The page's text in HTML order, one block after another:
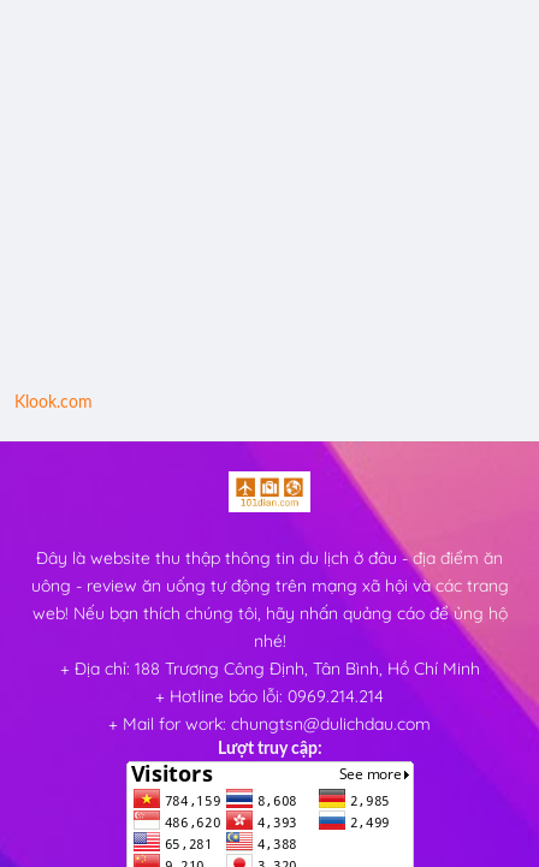
Klook.com
Đây là website thu thập thông tin du lịch ở đâu - địa điểm ăn
uông - review ăn uống tự động trên mạng xã hội và các trang
web! Nếu bạn thích chúng tôi, hãy nhấn quảng cáo để ủng hộ
nhé!
+ Địa chỉ: 188 Trương Công Định, Tân Bình, Hồ Chí Minh
+ Hotline báo lỗi: 0969.214.214
+ Mail for work: chungtsn@dulichdau.com
Lượt truy cập: